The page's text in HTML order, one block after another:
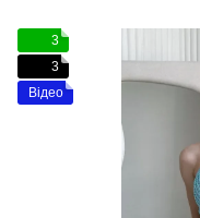
3
3
Відео